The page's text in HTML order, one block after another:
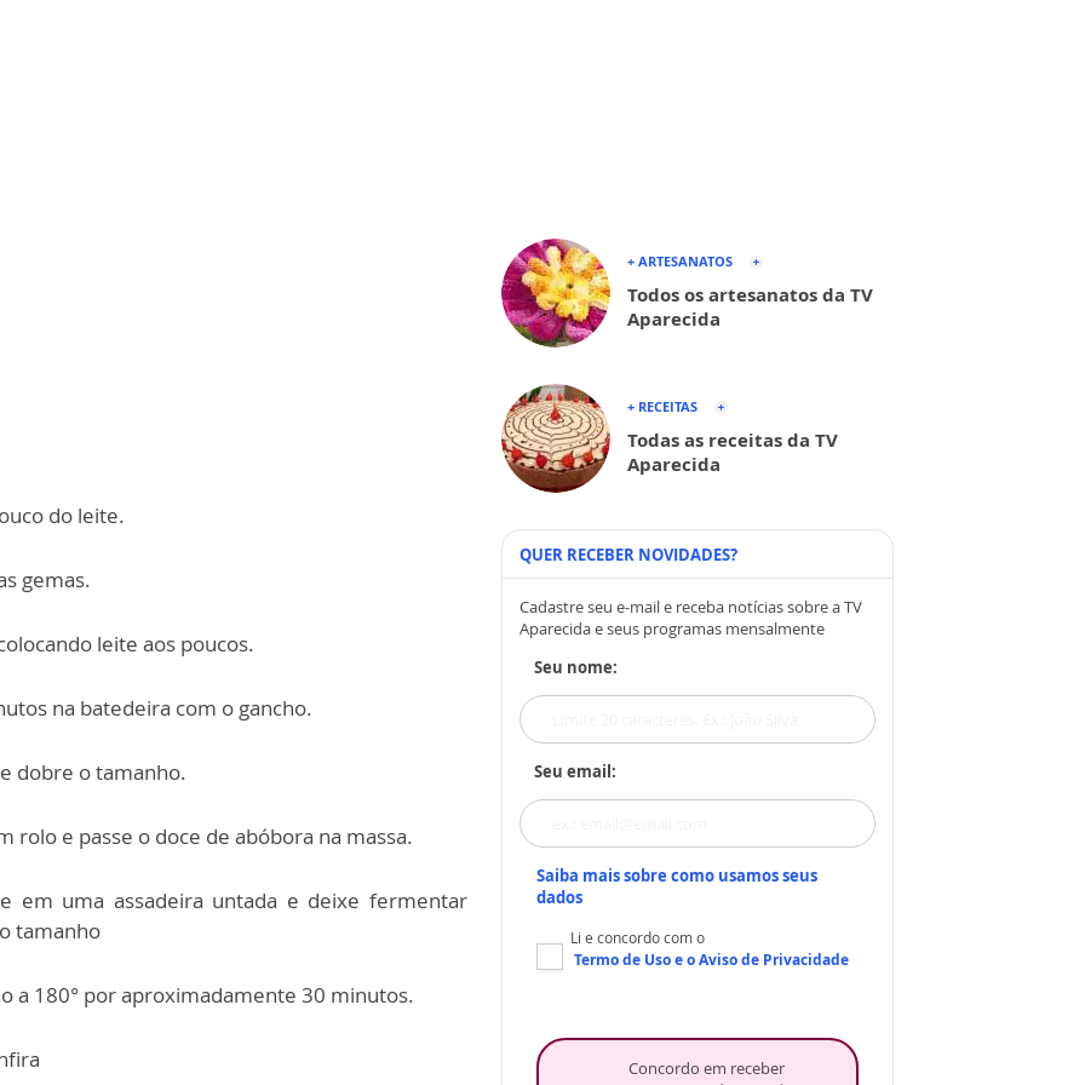
do leite.
gemas.
leite aos poucos.
na batedeira com o gancho.
dobre o tamanho.
rolo e passe o doce de abóbora na massa.
em uma assadeira untada e deixe fermentar
tamanho
a 180° por aproximadamente 30 minutos.
+ ARTESANATOS
Todos os artesanatos da TV
Aparecida
+ RECEITAS
Todas as receitas da TV
Aparecida
QUER RECEBER NOVIDADES?
Cadastre seu e-mail e receba notícias sobre a TV
Aparecida e seus programas mensalmente
Seu nome:
Seu email:
Saiba mais sobre como usamos seus
dados
Li e concordo com o
Termo de Usoe oAviso de Privacidade
Concordo em receber